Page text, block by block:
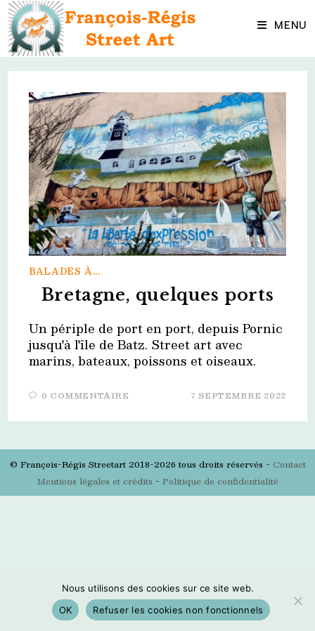
Skip
content MENU
BALADES À...
Bretagne, quelques ports
Un périple de port en port, depuis Pornic
jusqu'à l'île de Batz. Street art avec
marins, bateaux, poissons et oiseaux.
0 COMMENTAIRE 7 SEPTEMBRE 2022
© François-Régis Streetart 2018-2026 tous droits réservés - Contact
Mentions légales et crédits - Politique de confidentialité
Nous utilisons des cookies sur ce site web.
OK
Refuser les cookies non fonctionnels